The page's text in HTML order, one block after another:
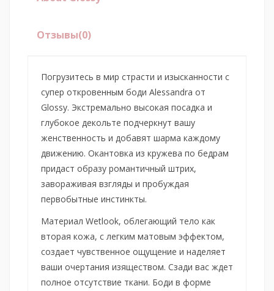
Отзывы(0)
Погрузитесь в мир страсти и изысканности с
супер откровенным боди Alessandra от
Glossy. Экстремально высокая посадка и
глубокое декольте подчеркнут вашу
женственность и добавят шарма каждому
движению. Окантовка из кружева по бедрам
придаст образу романтичный штрих,
завораживая взгляды и пробуждая
первобытные инстинкты.
Материал Wetlook, облегающий тело как
вторая кожа, с легким матовым эффектом,
создает чувственное ощущение и наделяет
ваши очертания изяществом. Сзади вас ждет
полное отсутствие ткани. Боди в форме